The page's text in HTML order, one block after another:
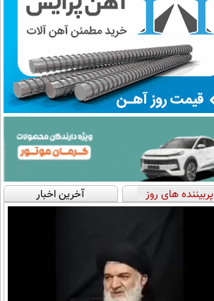
پربیننده های روز آخرین اخبار